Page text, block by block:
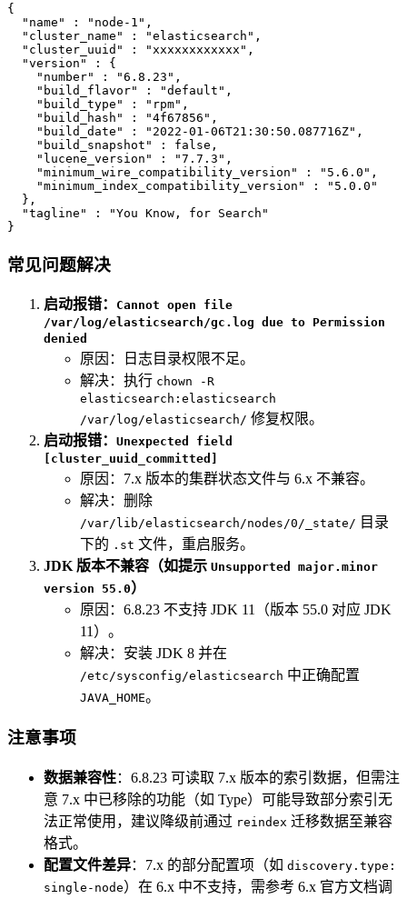
{
"name"
: "node-1" ,
"cluster_name"
: "elasticsearch" ,
"cluster_uuid"
: "xxxxxxxxxxxx" ,
"version"
:
{
"number"
: "6.8.23" ,
"build_flavor"
: "default" ,
"build_type"
: "rpm" ,
"build_hash"
: "4f67856" ,
"build_date"
: "2022-01-06T21:30:50.087716Z" ,
"build_snapshot"
: false ,
"lucene_version"
: "7.7.3" ,
"minimum_wire_compatibility_version"
: "5.6.0" ,
"minimum_index_compatibility_version"
:
"5.0.0"
} ,
"tagline"
:
"You Know, for Search"
}
常见问题解决
启动报错：
Cannot open file
/var/log/elasticsearch/gc.log due to Permission
denied
原因：日志目录权限不足。
解决：执行 chown -R
elasticsearch:elasticsearch
/var/log/elasticsearch/ 修复权限。
启动报错： Unexpected field
[cluster_uuid_committed]
原因：7.x 版本的集群状态文件与 6.x 不兼容。
解决：删除
/var/lib/elasticsearch/nodes/0/_state/ 目录
下的 .st 文件，重启服务。
JDK 版本不兼容（如提示 Unsupported major.minor
version 55.0）
原因：6.8.23 不支持 JDK 11（版本 55.0 对应 JDK
11）。
解决：安装 JDK 8 并在
/etc/sysconfig/elasticsearch 中正确配置
JAVA_HOME。
注意事项
数据兼容性：6.8.23 可读取 7.x 版本的索引数据，但需注
意 7.x 中已移除的功能（如 Type）可能导致部分索引无
法正常使用，建议降级前通过 reindex 迁移数据至兼容
格式。
配置文件差异：7.x 的部分配置项（如 discovery.type:
single-node）在 6.x 中不支持，需参考 6.x 官方文档调